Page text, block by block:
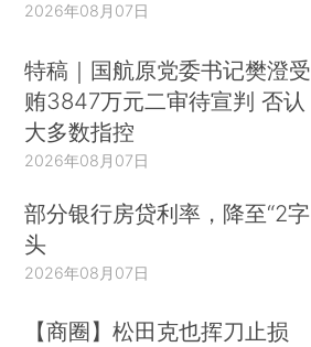
2026年08月07日
特稿｜国航原党委书记樊澄受
贿3847万元二审待宣判 否认
大多数指控
2026年08月07日
部分银行房贷利率，降至“2字
头
2026年08月07日
【商圈】松田克也挥刀止损